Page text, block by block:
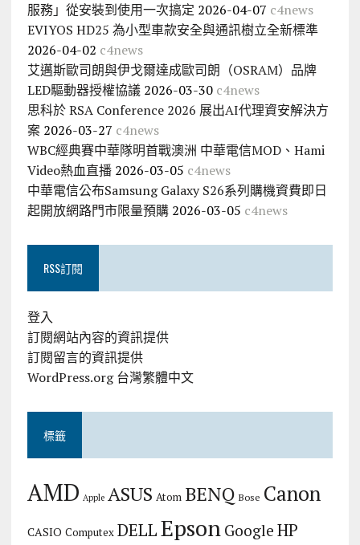
服務」從安裝到使用一次搞定 2026-04-07 c4news
EVIYOS HD25 為小型車款安全與通訊樹立全新標準
2026-04-02 c4news
艾邁斯歐司朗與伊戈爾達成歐司朗（OSRAM）品牌
LED驅動器授權協議 2026-03-30 c4news
思科於 RSA Conference 2026 展出AI代理資安解決方
案 2026-03-27 c4news
WBC經典賽中華隊明首戰澳洲 中華電信MOD、Hami
Video熱血直播 2026-03-05 c4news
中華電信公布Samsung Galaxy S26系列購機資費即日
起開放網路門市限量預購 2026-03-05 c4news
RSS訂閱
登入
訂閱網站內容的資訊提供
訂閱留言的資訊提供
WordPress.org 台灣繁體中文
標籤
AMD Apple ASUS Atom BENQ Bose Canon
CASIO Computex DELLEpson Google HP